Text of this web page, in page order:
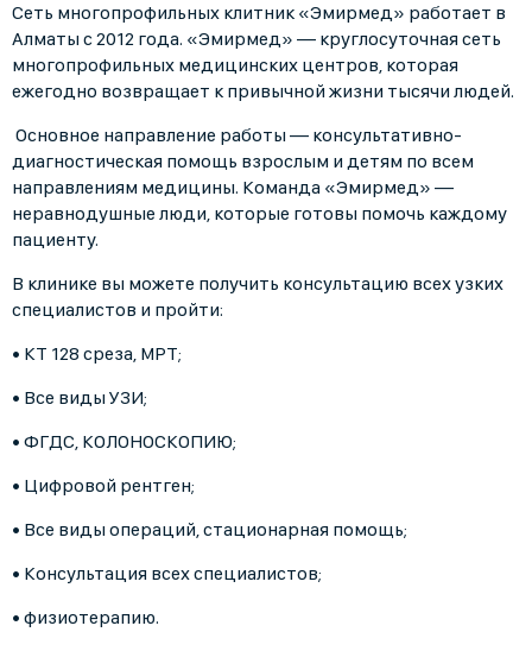
Сеть многопрофильных клитник «Эмирмед» работает в
Алматы с 2012 года. «Эмирмед» — круглосуточная сеть
многопрофильных медицинских центров, которая
ежегодно возвращает к привычной жизни тысячи людей.
Основное направление работы — консультативно-
диагностическая помощь взрослым и детям по всем
направлениям медицины. Команда «Эмирмед» —
неравнодушные люди, которые готовы помочь каждому
пациенту.
В клинике вы можете получить консультацию всех узких
специалистов и пройти:
• КТ 128 среза, МРТ;
• Все виды УЗИ;
• ФГДС, КОЛОНОСКОПИЮ;
• Цифровой рентген;
• Все виды операций, стационарная помощь;
• Консультация всех специалистов;
• физиотерапию.